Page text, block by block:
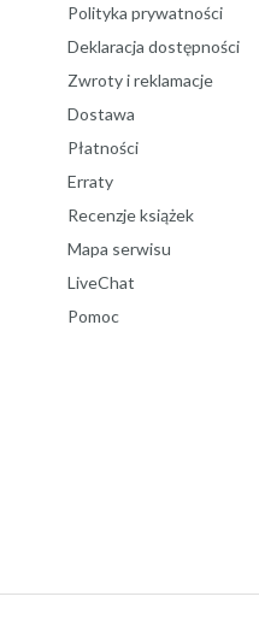
Polityka prywatności
Deklaracja dostępności
Zwroty i reklamacje
Dostawa
Płatności
Erraty
Recenzje książek
Mapa serwisu
LiveChat
Pomoc